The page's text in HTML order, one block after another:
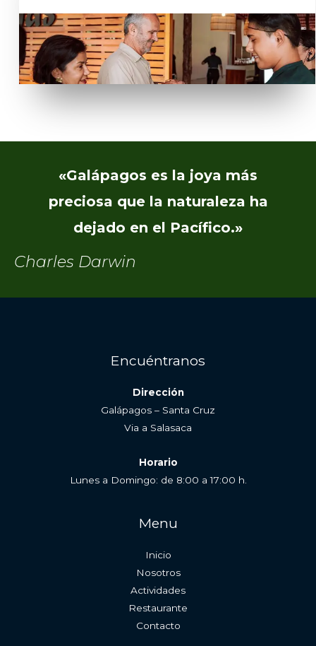
«Galápagos es la joya más
preciosa que la naturaleza ha
dejado en el Pacífico.»
Charles Darwin
Encuéntranos
Dirección
Galápagos – Santa Cruz
Via a Salasaca
Horario
Lunes a Domingo: de 8:00 a 17:00 h.
Menu
Inicio
Nosotros
Actividades
Restaurante
Contacto